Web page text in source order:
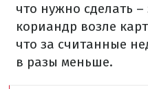
что нужно сделать –
кориандр возле
что за считанные
в разы меньше.